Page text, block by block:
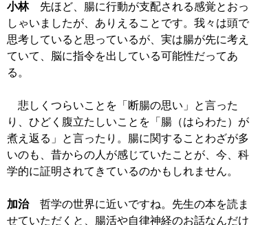
小林先ほど、腸に行動が支配される感覚とおっ
しゃいましたが、ありえることです。我々は頭で
思考していると思っているが、実は腸が先に考え
ていて、脳に指令を出している可能性だってあ
る。
悲しくつらいことを「断腸の思い」と言った
り、ひどく腹立たしいことを「腸（はらわた）が
煮え返る」と言ったり。腸に関することわざが多
いのも、昔からの人が感じていたことが、今、科
学的に証明されてきているのかもしれません。
加治哲学の世界に近いですね。先生の本を読ま
せていただくと、腸活や自律神経のお話なんだけ